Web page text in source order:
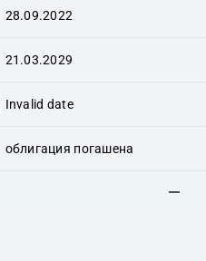
28.09.2022
21.03.2029
Invalid date
облигация погашена